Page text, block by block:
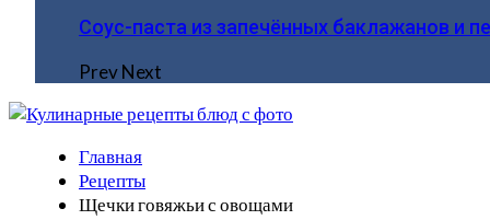
Соус-паста из запечённых баклажанов и
PrevNext
Главная
Рецепты
Щечки говяжьи с овощами